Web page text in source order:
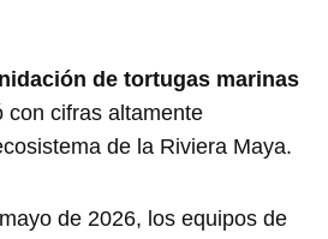
de tortugas marinas
con cifras altamente
de la Riviera Maya.
de 2026, los equipos de